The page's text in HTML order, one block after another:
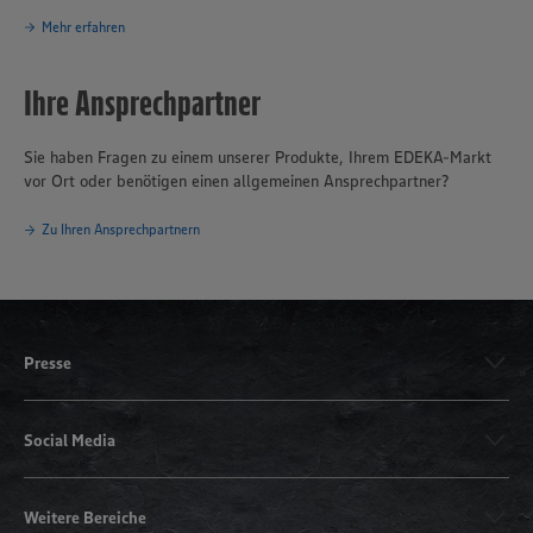
Mehr erfahren
Ihre Ansprechpartner
Sie haben Fragen zu einem unserer Produkte, Ihrem EDEKA-Markt
vor Ort oder benötigen einen allgemeinen Ansprechpartner?
Zu Ihren Ansprechpartnern
Presse
Social Media
Weitere Bereiche